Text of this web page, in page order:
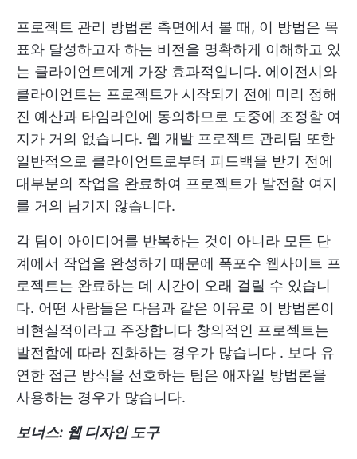
프로젝트 관리 방법론 측면에서 볼 때, 이 방법은 목
표와 달성하고자 하는 비전을 명확하게 이해하고 있
는 클라이언트에게 가장 효과적입니다. 에이전시와
클라이언트는 프로젝트가 시작되기 전에 미리 정해
진 예산과 타임라인에 동의하므로 도중에 조정할 여
지가 거의 없습니다. 웹 개발 프로젝트 관리팀 또한
일반적으로 클라이언트로부터 피드백을 받기 전에
대부분의 작업을 완료하여 프로젝트가 발전할 여지
를 거의 남기지 않습니다.
각 팀이 아이디어를 반복하는 것이 아니라 모든 단
계에서 작업을 완성하기 때문에 폭포수 웹사이트 프
로젝트는 완료하는 데 시간이 오래 걸릴 수 있습니
다. 어떤 사람들은 다음과 같은 이유로 이 방법론이
비현실적이라고 주장합니다 창의적인 프로젝트는
발전함에 따라 진화하는 경우가 많습니다 . 보다 유
연한 접근 방식을 선호하는 팀은 애자일 방법론을
사용하는 경우가 많습니다.
보너스: 웹 디자인 도구